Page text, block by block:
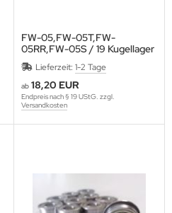
FW-05,FW-05T,FW-
05RR,FW-05S / 19 Kugellager
für Kyosho 1:10
Lieferzeit: 1-2 Tage
ab 18,20 EUR
Endpreis nach § 19 UStG. zzgl.
Versandkosten